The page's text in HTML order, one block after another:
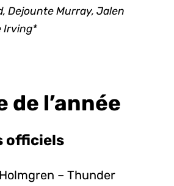
Dejounte Murray, Jalen
Irving*
de l’année
officiels
– Thunder